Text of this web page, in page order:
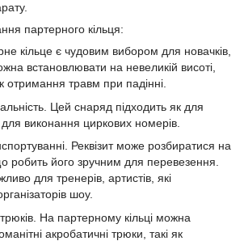
партерного кільця:
кільце є чудовим вибором для новачків,
встановлювати на невеликій висоті,
отримання травм при падінні.
Цей снаряд підходить як для
для виконання циркових номерів.
Реквізит може розбиратися на
робить його зручним для перевезення.
для тренерів, артистів, які
шоу.
трюків. На партерному кільці можна
акробатичні трюки, такі як